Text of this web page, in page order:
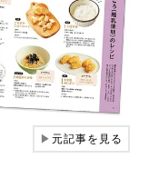
▶元記事を見る